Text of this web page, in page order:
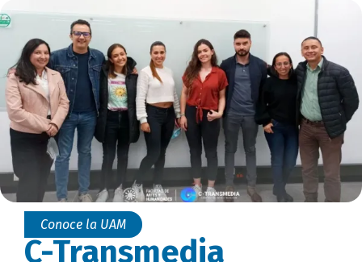
Conoce la UAM
C-Transmedia